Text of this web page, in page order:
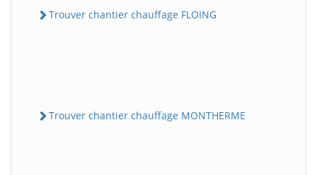
Trouver chantier chauffage FLOING
Trouver chantier chauffage MONTHERME